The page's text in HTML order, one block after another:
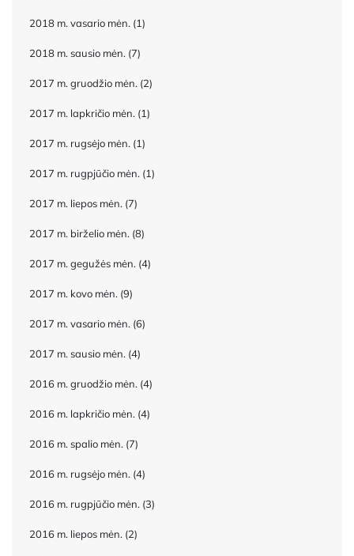
2018 m. vasario mėn. (1)
2018 m. sausio mėn. (7)
2017 m. gruodžio mėn. (2)
2017 m. lapkričio mėn. (1)
2017 m. rugsėjo mėn. (1)
2017 m. rugpjūčio mėn. (1)
2017 m. liepos mėn. (7)
2017 m. birželio mėn. (8)
2017 m. gegužės mėn. (4)
2017 m. kovo mėn. (9)
2017 m. vasario mėn. (6)
2017 m. sausio mėn. (4)
2016 m. gruodžio mėn. (4)
2016 m. lapkričio mėn. (4)
2016 m. spalio mėn. (7)
2016 m. rugsėjo mėn. (4)
2016 m. rugpjūčio mėn. (3)
2016 m. liepos mėn. (2)